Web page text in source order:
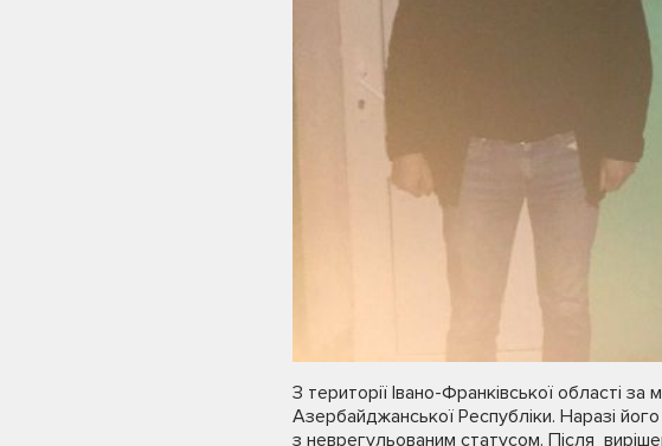
З території Івано-Франківської області
Азербайджанської Республіки. Наразі
з неврегульованим статусом. Після